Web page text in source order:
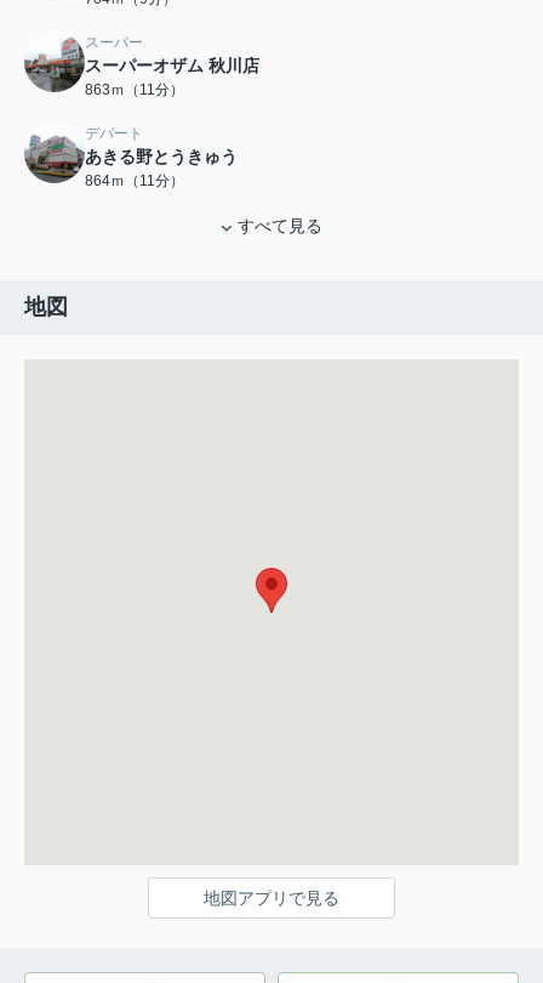
スーパー
スーパーオザム 秋川店
863ｍ（11分）
デパート
あきる野とうきゅう
864ｍ（11分）
すべて見る
地図
地図アプリで見る